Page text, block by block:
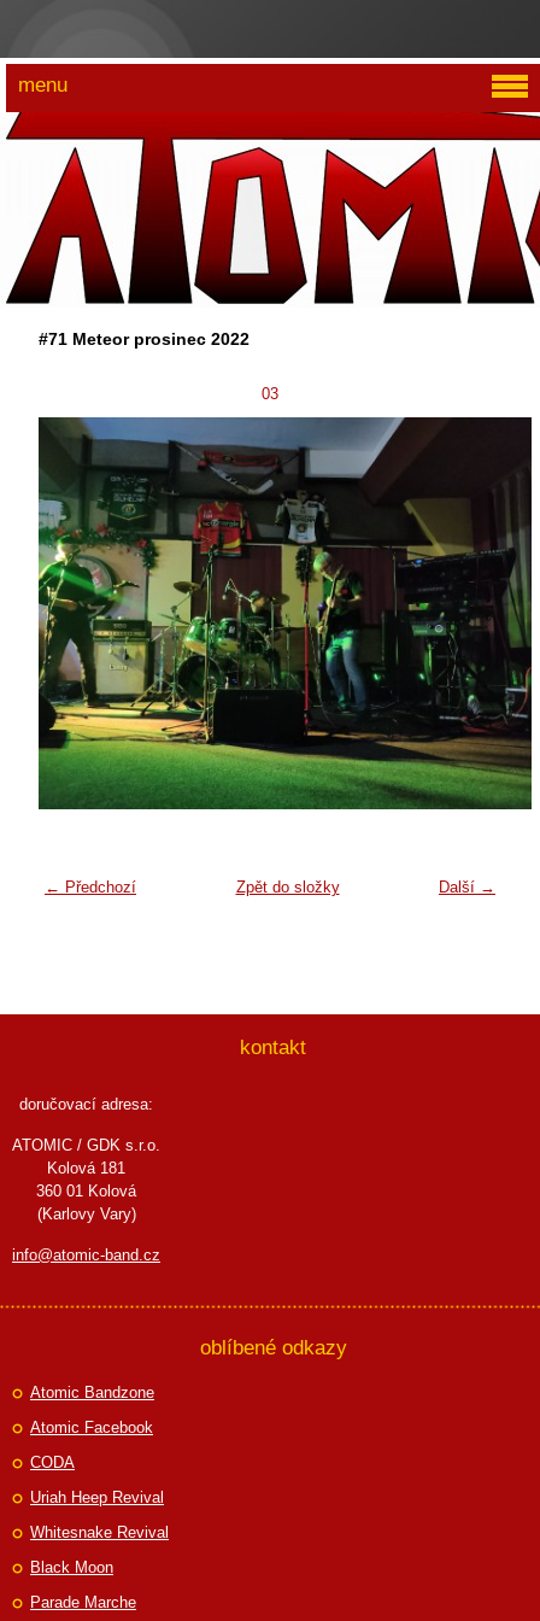
#71 Meteor prosinec 2022
03
← Předchozí Další →
Zpět do složky
menu
kontakt
doručovací adresa:
ATOMIC / GDK s.r.o.
Kolová 181
360 01 Kolová
(Karlovy Vary)
info@atomic-band.cz
oblíbené odkazy
Atomic Bandzone
Atomic Facebook
CODA
Uriah Heep Revival
Whitesnake Revival
Black Moon
Parade Marche